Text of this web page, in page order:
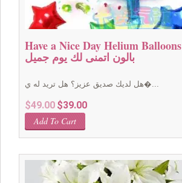
Have a Nice Day Helium Balloons
بالون اتمنى لك يوم جميل
هل لديك صديق عزيز؟ هل تريد له ي�...
$49.00 Original
price
was:
$39.00Current
Add To Cart